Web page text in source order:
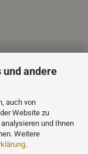
und andere
auch von
Website zu
und Ihnen
Weitere
.